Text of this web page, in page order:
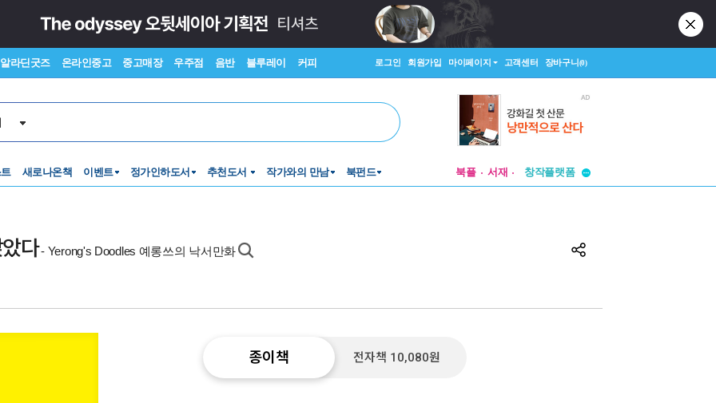
알라딘굿즈 온라인중고 중고매장 우주점 음반 블루레이 커피 로그인 회원가입 마이페이지 고객센터 장바구니(0)
새로나온책 이벤트 정가인하도서 추천도서 작가와의 만남 북펀드 북플 서재
창작플랫폼
다- Yerong's Doodles 예롱쓰의 낙서만화
종이책 전자책 10,080원